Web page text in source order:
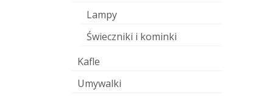
Lampy
Świeczniki i kominki
Kafle
Umywalki